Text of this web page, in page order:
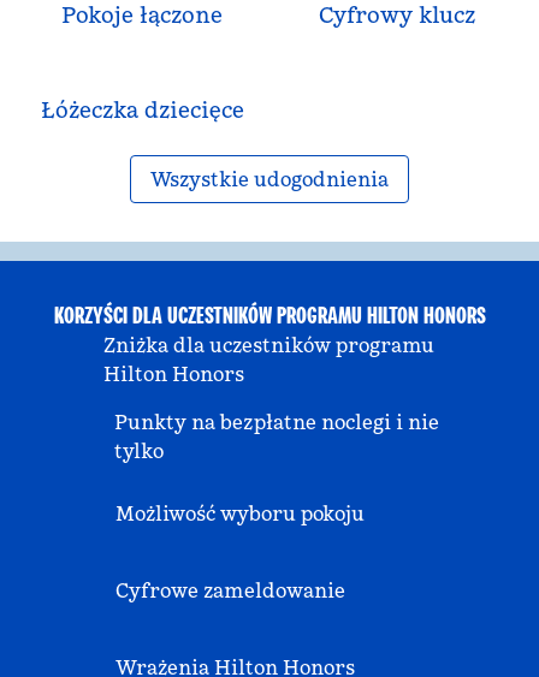
Pokoje łączone Cyfrowy klucz
Łóżeczka dziecięce
Wszystkie udogodnienia
KORZYŚCI DLA UCZESTNIKÓW PROGRAMU HILTON HONORS
Zniżka dla uczestników programu
Hilton Honors
Punkty na bezpłatne noclegi i nie
tylko
Możliwość wyboru pokoju
Cyfrowe zameldowanie
Wrażenia Hilton Honors